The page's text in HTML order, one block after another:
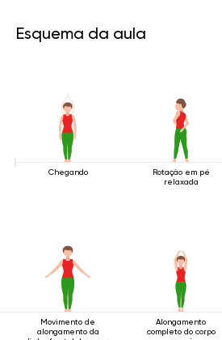
Esquema da aula
Chegando
Rotação em pé
relaxada
Movimento de
alongamento da
Alongamento
completo do corpo